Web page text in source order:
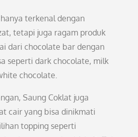
terkenal dengan
tetapi juga ragam produk
dari chocolate bar dengan
seperti dark chocolate, milk
chocolate.
Saung Coklat juga
cair yang bisa dinikmati
topping seperti